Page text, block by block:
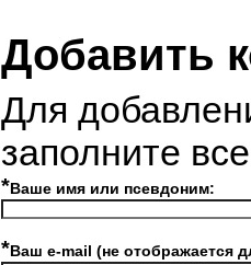
Добавить
Для
заполните
*Ваше имя или псевдоним:
*Ваш e-mail (не отображается